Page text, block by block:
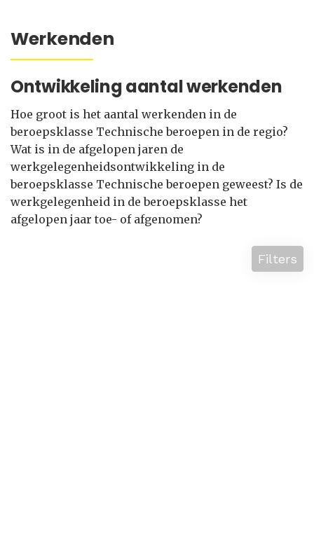
Werkenden
Ontwikkeling aantal werkenden
Hoe groot is het aantal werkenden in de
beroepsklasse Technische beroepen in de regio?
Wat is in de afgelopen jaren de
werkgelegenheidsontwikkeling in de
beroepsklasse Technische beroepen geweest? Is de
werkgelegenheid in de beroepsklasse het
afgelopen jaar toe- of afgenomen?
Filters